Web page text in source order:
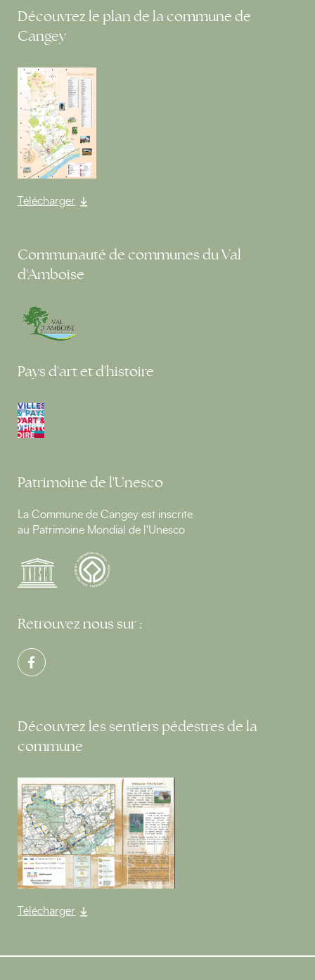
Découvrez le plan de la commune de
Cangey
Télécharger
Communauté de communes du Val
d'Amboise
Pays d'art et d'histoire
Patrimoine de l'Unesco
La Commune de Cangey est inscrite
au Patrimoine Mondial de l'Unesco
Retrouvez nous sur :
Découvrez les sentiers pédestres de la
commune
Télécharger